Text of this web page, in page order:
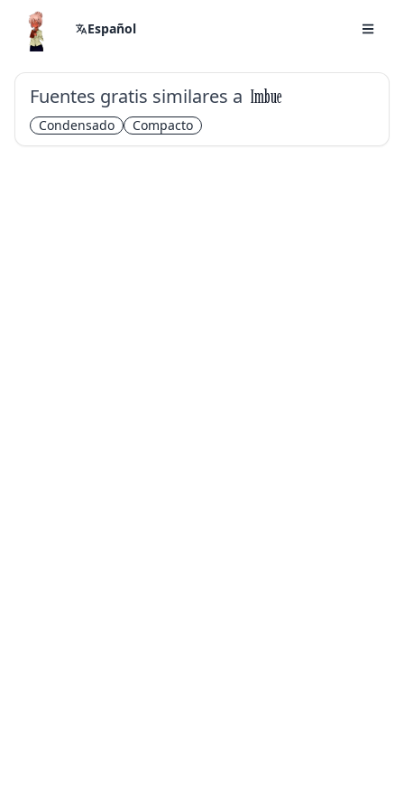
Español
Fuentes gratis similares a Imbue
Condensado Compacto